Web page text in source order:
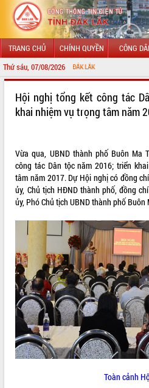
TRANG CHỦ CHÍNH QUYỀN CÔNG
Thứ sáu, 07/08/2026
LÃNH ĐẠO UBND TỈNH
SỞ, BAN, NGÀNH
UBND CÁC XÃ, PHƯỜNG
HỆ THỐNG VĂN BẢN
VĂN BẢN HĐND TỈNH
ĐIỂM TIN VĂN BẢN
QUY HOẠCH - KẾ HOẠCH
Hội nghị tổng kết công tác
khai nhiệm vụ trọng tâm năm
Vừa qua, UBND thành phố Buôn Ma
công tác Dân tộc năm 2016; triển
tâm năm 2017. Dự Hội nghị có đồng
ủy, Chủ tịch HĐND thành phố, đồng
ủy, Phó Chủ tịch UBND thành phố
Toàn cảnh